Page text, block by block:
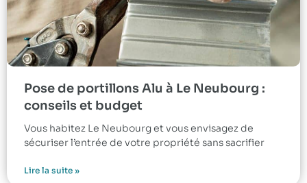
Pose de portillons Alu à Le Neubourg :
conseils et budget
Vous habitez Le Neubourg et vous envisagez de
sécuriser l’entrée de votre propriété sans sacrifier
Lire la suite »